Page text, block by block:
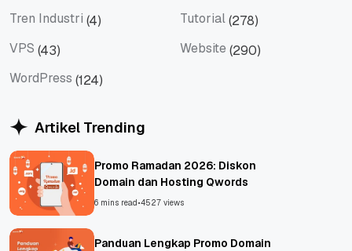
Tren Industri (4) Tutorial(278)
VPS (43) Website (290)
WordPress (124)
Artikel Trending
Promo Ramadan 2026: Diskon
Domain dan Hosting Qwords
6 mins read•4527 views
Panduan Lengkap Promo Domain